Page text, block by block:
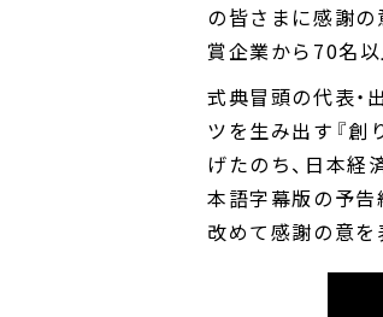
の皆さまに感謝の
賞企業から70名
式典冒頭の代表・
ツを生み出す『創
げたのち、日本経
本語字幕版の予
改めて感謝の意を